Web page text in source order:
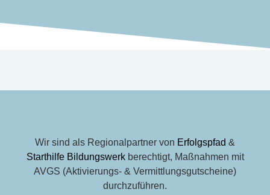
Wir sind als Regionalpartner von Erfolgspfad &
Starthilfe Bildungswerkberechtigt, Maßnahmen mit
AVGS (Aktivierungs- & Vermittlungsgutscheine)
durchzuführen.